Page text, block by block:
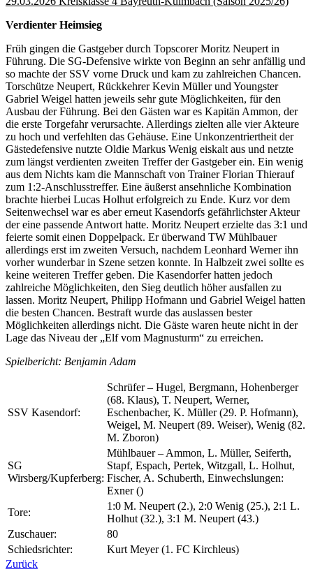
Verdienter Heimsieg
Früh gingen die Gastgeber durch Topscorer Moritz Neupert in
Führung. Die SG-Defensive wirkte von Beginn an sehr anfällig und
so machte der SSV vorne Druck und kam zu zahlreichen Chancen.
Torschütze Neupert, Rückkehrer Kevin Müller und Youngster
Gabriel Weigel hatten jeweils sehr gute Möglichkeiten, für den
Ausbau der Führung. Bei den Gästen war es Kapitän Ammon, der
die erste Torgefahr verursachte. Allerdings zielten alle vier Akteure
zu hoch und verfehlten das Gehäuse. Eine Unkonzentriertheit der
Gästedefensive nutzte Oldie Markus Wenig eiskalt aus und netzte
zum längst verdienten zweiten Treffer der Gastgeber ein. Ein wenig
aus dem Nichts kam die Mannschaft von Trainer Florian Thierauf
zum 1:2-Anschlusstreffer. Eine äußerst ansehnliche Kombination
brachte hierbei Lucas Holhut erfolgreich zu Ende. Kurz vor dem
Seitenwechsel war es aber erneut Kasendorfs gefährlichster Akteur
der eine passende Antwort hatte. Moritz Neupert erzielte das 3:1 und
feierte somit einen Doppelpack. Er überwand TW Mühlbauer
allerdings erst im zweiten Versuch, nachdem Leonhard Werner ihn
vorher wunderbar in Szene setzen konnte. In Halbzeit zwei sollte es
keine weiteren Treffer geben. Die Kasendorfer hatten jedoch
zahlreiche Möglichkeiten, den Sieg deutlich höher ausfallen zu
lassen. Moritz Neupert, Philipp Hofmann und Gabriel Weigel hatten
die besten Chancen. Bestraft wurde das auslassen bester
Möglichkeiten allerdings nicht. Die Gäste waren heute nicht in der
Lage das Niveau der „Elf vom Magnusturm“ zu erreichen.
Spielbericht: Benjamin Adam
SSV Kasendorf:
Schrüfer – Hugel, Bergmann, Hohenberger
(68. Klaus), T. Neupert, Werner,
Eschenbacher, K. Müller (29. P. Hofmann),
Weigel, M. Neupert (89. Weiser), Wenig (82.
M. Zboron)
SG
Wirsberg/Kupferberg:
Mühlbauer – Ammon, L. Müller, Seiferth,
Stapf, Espach, Pertek, Witzgall, L. Holhut,
Fischer, A. Schuberth, Einwechslungen:
Exner ()
Tore:
1:0 M. Neupert (2.), 2:0 Wenig (25.), 2:1 L.
Holhut (32.), 3:1 M. Neupert (43.)
Zuschauer:
80
Schiedsrichter:
Kurt Meyer (1. FC Kirchleus)
Zurück